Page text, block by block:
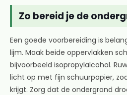
Zo bereid je de
Een goede voorbereiding is
lijm. Maak beide oppervlakken
bijvoorbeeld isopropylalcohol.
licht op met fijn schuurpapier,
krijgt. Zorg dat de ondergrond